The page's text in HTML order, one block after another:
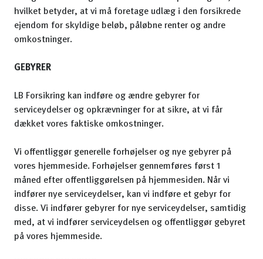
hvilket betyder, at vi må foretage udlæg i den forsikrede
ejendom for skyldige beløb, påløbne renter og andre
omkostninger.
GEBYRER
LB Forsikring kan indføre og ændre gebyrer for
serviceydelser og opkrævninger for at sikre, at vi får
dækket vores faktiske omkostninger.
Vi offentliggør generelle forhøjelser og nye gebyrer på
vores hjemmeside. Forhøjelser gennemføres først 1
måned efter offentliggørelsen på hjemmesiden. Når vi
indfører nye serviceydelser, kan vi indføre et gebyr for
disse. Vi indfører gebyrer for nye serviceydelser, samtidig
med, at vi indfører serviceydelsen og offentliggør gebyret
på vores hjemmeside.